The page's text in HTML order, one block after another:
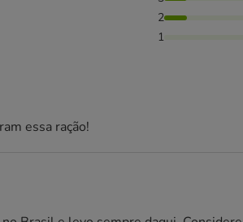
2
1
essa ração!